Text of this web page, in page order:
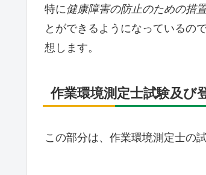
特に健康障害の防止のための措
とができるようになっているの
想します。
作業環境測定士試験及び
この部分は、作業環境測定士の